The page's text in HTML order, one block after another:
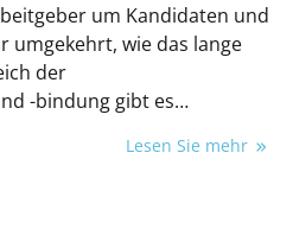
um Kandidaten und
umgekehrt, wie das lange
der
-bindung gibt es
Arbeitgeber zuLesen Sie mehr